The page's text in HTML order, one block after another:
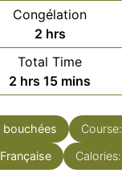
Congélation
2hours
hrs
Total Time
2 hours
hrs 15minutes
mins
bouchées Course:
Française Calories: